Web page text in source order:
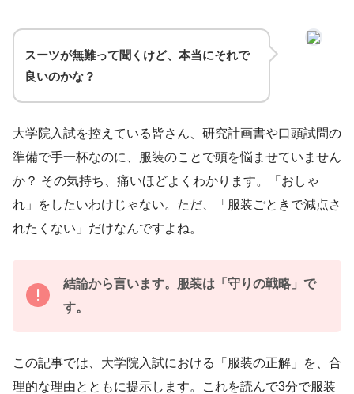
スーツが無難って聞くけど、本当にそれで
良いのかな？
大学院入試を控えている皆さん、研究計画書や口頭試問の
準備で手一杯なのに、服装のことで頭を悩ませていません
か？ その気持ち、痛いほどよくわかります。「おしゃ
れ」をしたいわけじゃない。ただ、「服装ごときで減点さ
れたくない」だけなんですよね。
結論から言います。服装は「守りの戦略」で
す。
この記事では、大学院入試における「服装の正解」を、合
理的な理由とともに提示します。これを読んで3分で服装